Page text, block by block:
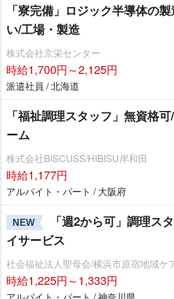
「寮完備」ロジック半導体の
い/工場・製造
株式会社京栄センター
時給1,700円～2,125円
派遣社員 / 北海道
「福祉調理スタッフ」無資格
ーム
株式会社BISCUSS/HIBISU岸和田
時給1,177円
アルバイト・パート / 大阪府
NEW
「週2から可」調理ス
イサービス
社会福祉法人聖母会/横浜市原宿地域ケ
時給1,225円～1,333円
アルバイト・パート / 神奈川県